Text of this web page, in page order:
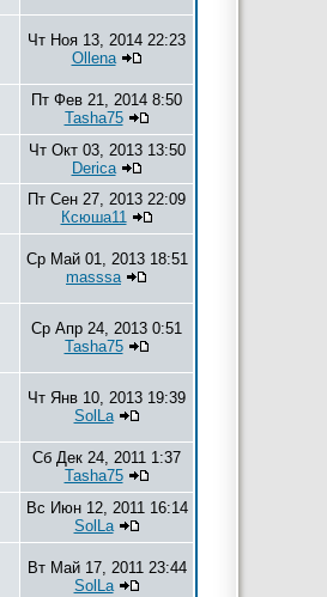
Чт Ноя 13, 2014 22:23
Ollena
Пт Фев 21, 2014 8:50
Tasha75
Чт Окт 03, 2013 13:50
Derica
Пт Сен 27, 2013 22:09
Ксюша11
Ср Май 01, 2013 18:51
masssa
Ср Апр 24, 2013 0:51
Tasha75
Чт Янв 10, 2013 19:39
SolLa
Сб Дек 24, 2011 1:37
Tasha75
Вс Июн 12, 2011 16:14
SolLa
Вт Май 17, 2011 23:44
SolLa